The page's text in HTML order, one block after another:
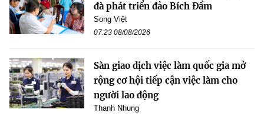
đà phát triển đảo Bích Đầm
Song Việt
07:23 08/08/2026
Sàn giao dịch việc làm quốc gia mở
rộng cơ hội tiếp cận việc làm cho
người lao động
Thanh Nhung